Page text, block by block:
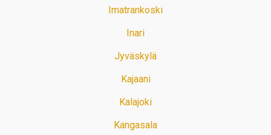
Imatrankoski
Inari
Jyväskylä
Kajaani
Kalajoki
Kangasala